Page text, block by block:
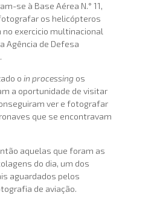
se à Base Aérea N.° 11,
os helicópteros
no exercicio multinacional
Agência de Defesa
o in processing os
a oportunidade de visitar
ver e fotografar
que se encontravam
aquelas que foram as
do dia, um dos
aguardados pelos
de aviação.